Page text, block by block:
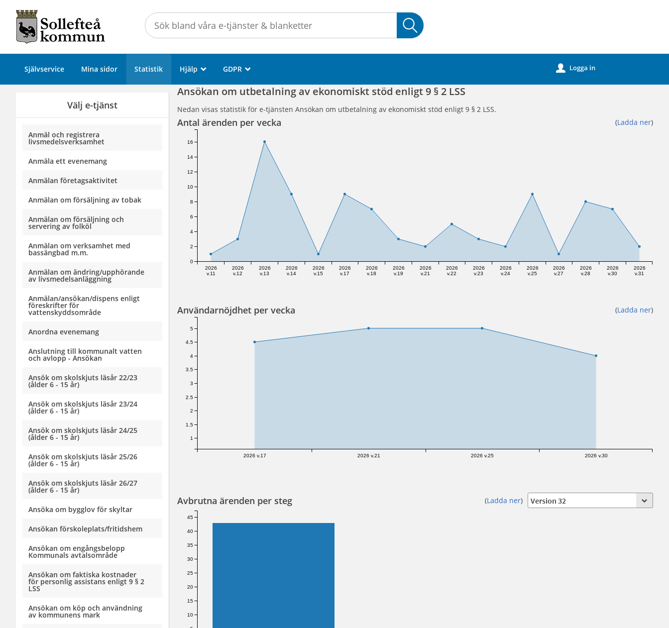
Självservice
kommun
Självservice Mina sidor Statistik Hjälp _ GDPR _ u Logga in
Välj e-tjänst
Anmäl och registrera
livsmedelsverksamhet
Anmäla ett evenemang
Anmälan företagsaktivitet
Anmälan om försäljning av tobak
Anmälan om försäljning och
servering av folköl
Anmälan om verksamhet med
bassängbad m.m.
Anmälan om ändring/upphörande
av livsmedelsanläggning
Anmälan/ansökan/dispens enligt
föreskrifter för
vattenskyddsområde
Anordna evenemang
Anslutning till kommunalt vatten
och avlopp - Ansökan
Ansök om skolskjuts läsår 22/23
(ålder 6 - 15 år)
Ansök om skolskjuts läsår 23/24
(ålder 6 - 15 år)
Ansök om skolskjuts läsår 24/25
(ålder 6 - 15 år)
Ansök om skolskjuts läsår 25/26
(ålder 6 - 15 år)
Ansök om skolskjuts läsår 26/27
(ålder 6 - 15 år)
Ansöka om bygglov för skyltar
Ansökan förskoleplats/fritidshem
Ansökan om engångsbelopp
Kommunals avtalsområde
Ansökan om faktiska kostnader
för personlig assistans enligt 9 § 2
LSS
Ansökan om köp och användning
av kommunens mark
Ansökan om utbetalning av ekonomiskt stöd enligt 9 § 2 LSS
Nedan visas statistik för e-tjänsten Ansökan om utbetalning av ekonomiskt stöd enligt 9 § 2 LSS.
Antal ärenden per vecka (Ladda ner)
2026
v.11
2026
v.12
2026
v.13
2026
v.14
2026
v.15
2026
v.17
2026
v.18
2026
v.19
2026
v.21
2026
v.22
2026
v.23
2026
v.24
2026
v.25
2026
v.27
2026
v.28
2026
v.30
2026
v.31
0
2
4
6
8
10
12
14
16
Användarnöjdhet per vecka (Ladda ner)
2026 v.17 2026 v.21 2026 v.25 2026 v.30
1
1.5
2
2.5
3
3.5
4
4.5
5
Avbrutna ärenden per steg (Ladda ner)
10
15
20
25
30
35
40
45